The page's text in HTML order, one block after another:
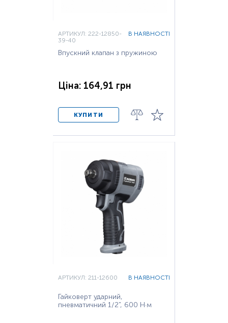
АРТИКУЛ: 222-12850-
39-40
В НАЯВНОСТІ
Впускний клапан з пружиною
Ціна: 164,91 грн
КУПИТИ
АРТИКУЛ: 211-12600 В НАЯВНОСТІ
Гайковерт ударний,
пневматичний 1/2", 600 Н·м